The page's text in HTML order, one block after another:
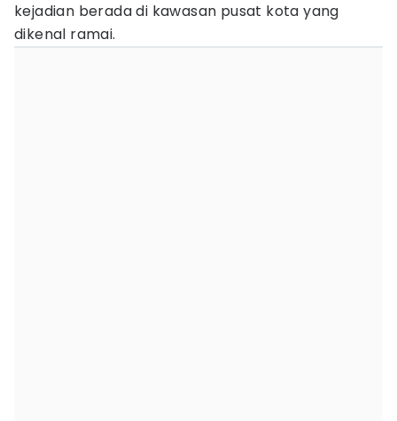
kejadian berada di kawasan pusat kota yang
dikenal ramai.